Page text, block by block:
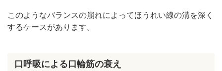
このようなバランスの崩れによってほうれい線の溝を深く
するケースがあります。
口呼吸による口輪筋の衰え